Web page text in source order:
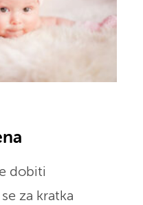
dobiti
za kratka